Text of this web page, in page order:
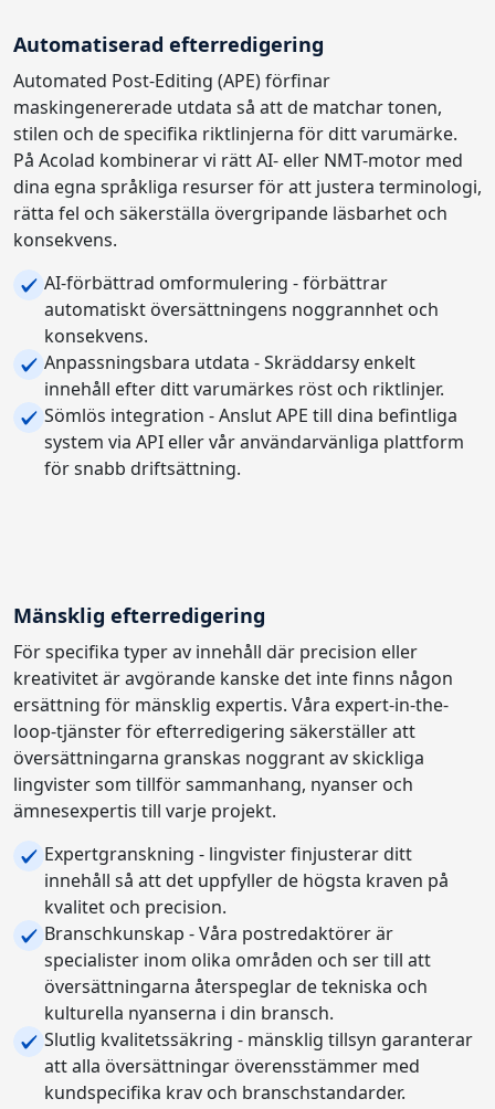
Automatiserad efterredigering
Automated Post-Editing (APE) förfinar
maskingenererade utdata så att de matchar tonen,
stilen och de specifika riktlinjerna för ditt varumärke.
På Acolad kombinerar vi rätt AI- eller NMT-motor med
dina egna språkliga resurser för att justera terminologi,
rätta fel och säkerställa övergripande läsbarhet och
konsekvens.
AI-förbättrad omformulering - förbättrar
automatiskt översättningens noggrannhet och
konsekvens.
Anpassningsbara utdata - Skräddarsy enkelt
innehåll efter ditt varumärkes röst och riktlinjer.
Sömlös integration - Anslut APE till dina befintliga
system via API eller vår användarvänliga plattform
för snabb driftsättning.
Mänsklig efterredigering
För specifika typer av innehåll där precision eller
kreativitet är avgörande kanske det inte finns någon
ersättning för mänsklig expertis. Våra expert-in-the-
loop-tjänster för efterredigering säkerställer att
översättningarna granskas noggrant av skickliga
lingvister som tillför sammanhang, nyanser och
ämnesexpertis till varje projekt.
Expertgranskning - lingvister finjusterar ditt
innehåll så att det uppfyller de högsta kraven på
kvalitet och precision.
Branschkunskap - Våra postredaktörer är
specialister inom olika områden och ser till att
översättningarna återspeglar de tekniska och
kulturella nyanserna i din bransch.
Slutlig kvalitetssäkring - mänsklig tillsyn garanterar
att alla översättningar överensstämmer med
kundspecifika krav och branschstandarder.